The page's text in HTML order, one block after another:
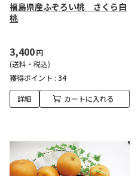
福島県産ふぞろい桃 さくら白
桃
3,400円
(送料・税込)
獲得ポイント : 34
詳細 カートに入れる